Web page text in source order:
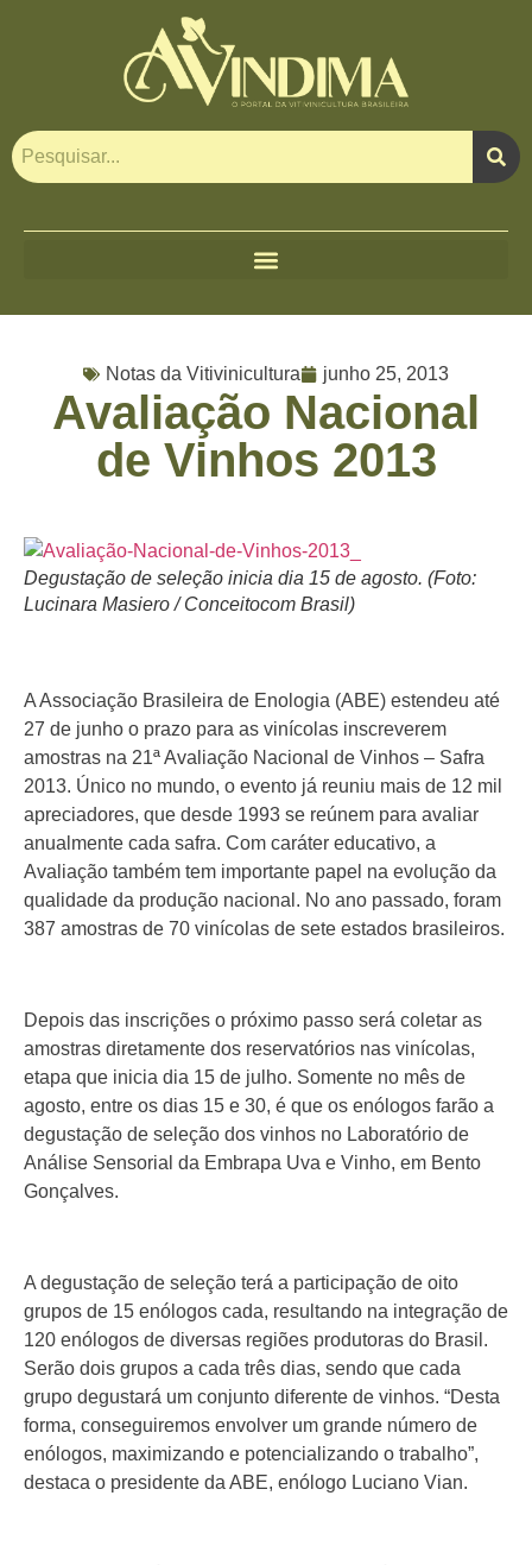
Notas da Vitivinicultura junho 25, 2013
Avaliação Nacional
de Vinhos 2013
Degustação de seleção inicia dia 15 de agosto. (Foto:
Lucinara Masiero / Conceitocom Brasil)
A Associação Brasileira de Enologia (ABE) estendeu até
27 de junho o prazo para as vinícolas inscreverem
amostras na 21ª Avaliação Nacional de Vinhos – Safra
2013. Único no mundo, o evento já reuniu mais de 12 mil
apreciadores, que desde 1993 se reúnem para avaliar
anualmente cada safra. Com caráter educativo, a
Avaliação também tem importante papel na evolução da
qualidade da produção nacional. No ano passado, foram
387 amostras de 70 vinícolas de sete estados brasileiros.
Depois das inscrições o próximo passo será coletar as
amostras diretamente dos reservatórios nas vinícolas,
etapa que inicia dia 15 de julho. Somente no mês de
agosto, entre os dias 15 e 30, é que os enólogos farão a
degustação de seleção dos vinhos no Laboratório de
Análise Sensorial da Embrapa Uva e Vinho, em Bento
Gonçalves.
A degustação de seleção terá a participação de oito
grupos de 15 enólogos cada, resultando na integração de
120 enólogos de diversas regiões produtoras do Brasil.
Serão dois grupos a cada três dias, sendo que cada
grupo degustará um conjunto diferente de vinhos. “Desta
forma, conseguiremos envolver um grande número de
enólogos, maximizando e potencializando o trabalho”,
destaca o presidente da ABE, enólogo Luciano Vian.